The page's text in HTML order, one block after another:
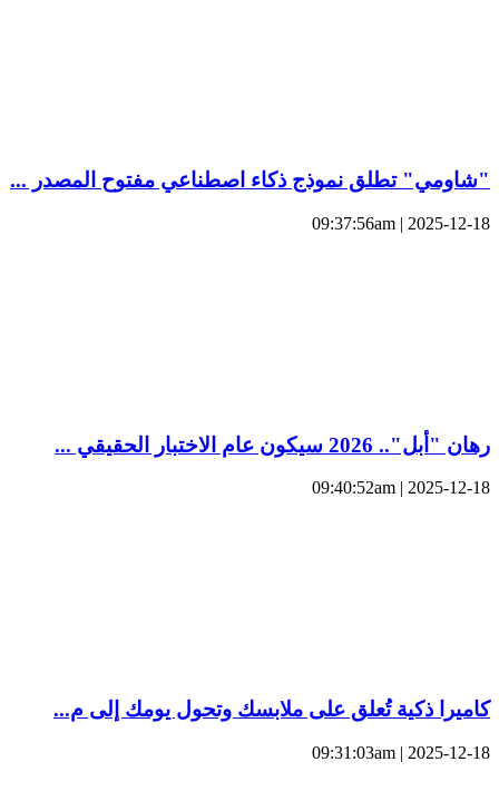
"شاومي" تطلق نموذج ذكاء اصطناعي مفتوح المصدر ...
2025-12-18 | 09:37:56am
رهان "أبل".. 2026 سيكون عام الاختبار الحقيقي ...
2025-12-18 | 09:40:52am
كاميرا ذكية تُعلق على ملابسك وتحول يومك إلى م...
2025-12-18 | 09:31:03am